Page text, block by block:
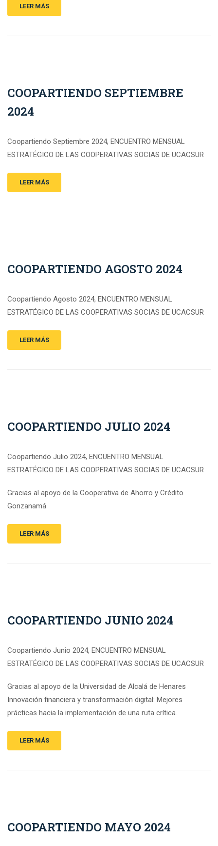
LEER MÁS
COOPARTIENDO SEPTIEMBRE
2024
Coopartiendo Septiembre 2024, ENCUENTRO MENSUAL
ESTRATÉGICO DE LAS COOPERATIVAS SOCIAS DE UCACSUR
LEER MÁS
COOPARTIENDO AGOSTO 2024
Coopartiendo Agosto 2024, ENCUENTRO MENSUAL
ESTRATÉGICO DE LAS COOPERATIVAS SOCIAS DE UCACSUR
LEER MÁS
COOPARTIENDO JULIO 2024
Coopartiendo Julio 2024, ENCUENTRO MENSUAL
ESTRATÉGICO DE LAS COOPERATIVAS SOCIAS DE UCACSUR
Gracias al apoyo de la Cooperativa de Ahorro y Crédito
Gonzanamá
LEER MÁS
COOPARTIENDO JUNIO 2024
Coopartiendo Junio 2024, ENCUENTRO MENSUAL
ESTRATÉGICO DE LAS COOPERATIVAS SOCIAS DE UCACSUR
Gracias al apoyo de la Universidad de Alcalá de Henares
Innovación financiera y transformación digital: Mejores
prácticas hacia la implementación de una ruta crítica.
LEER MÁS
COOPARTIENDO MAYO 2024